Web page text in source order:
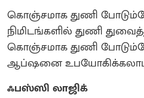
கொஞ்சமாக துணி
நிமிடங்களில் துணி
கொஞ்சமாக துணி
ஆப்ஷனை
ஃபஸ்ஸி லாஜிக்